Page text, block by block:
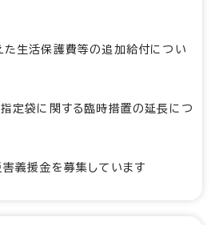
た生活保護費等の追加給付につい
定袋に関する臨時措置の延長につ
義援金を募集しています